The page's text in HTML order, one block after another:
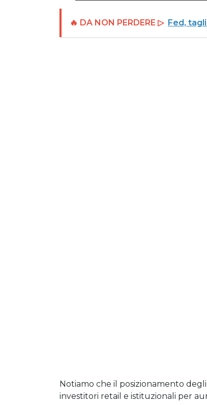
🔥 DA NON PERDERE ▷ Fed,
Notiamo che il posizionamento
investitori retail e istituzionali per